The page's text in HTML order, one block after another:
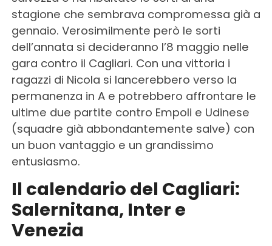
stagione che sembrava compromessa già a
gennaio. Verosimilmente però le sorti
dell’annata si decideranno l’8 maggio nelle
gara contro il Cagliari. Con una vittoria i
ragazzi di Nicola si lancerebbero verso la
permanenza in A e potrebbero affrontare le
ultime due partite contro Empoli e Udinese
(squadre già abbondantemente salve) con
un buon vantaggio e un grandissimo
entusiasmo.
Il calendario del Cagliari:
Salernitana, Inter e
Venezia